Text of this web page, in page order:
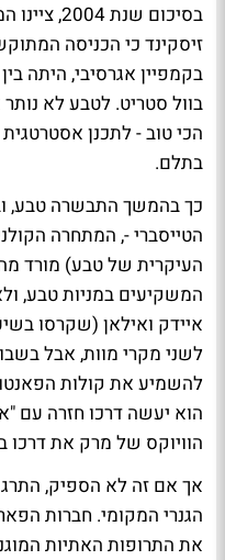
בסיכום
זיסקינד כי הכניסה
בקמפיין אגרסיבי, היתה
בוול סטריט. לטבע לא
הכי טוב - לתכנן
בתלם.
כך בהמשך התבשרה טבע,
הטייסברי -, המתחרה
העיקרית של טבע) מורד
המשקיעים במניות טבע,
איידק ואילאן (שקרסו
לשני מקרי מוות, אבל
להשמיע את קולות
הוא יעשה דרכו חזרה עם
הוויוקס של מרק את דרכו
אך אם זה לא הספיק,
הגנרי המקומי. חברות
את התרופות האתיות